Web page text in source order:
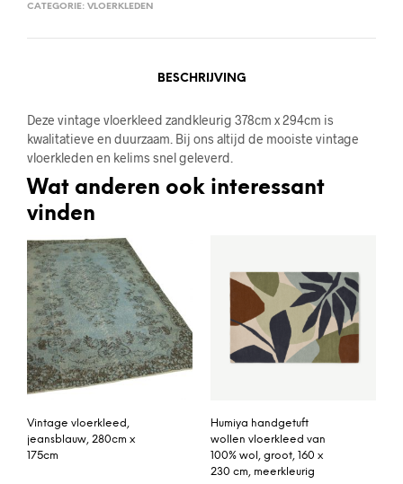
CATEGORIE: VLOERKLEDEN
BESCHRIJVING
Deze vintage vloerkleed zandkleurig 378cm x 294cm is
kwalitatieve en duurzaam. Bij ons altijd de mooiste vintage
vloerkleden en kelims snel geleverd.
Wat anderen ook interessant
vinden
Vintage vloerkleed,
jeansblauw, 280cm x
175cm
Humiya handgetuft
wollen vloerkleed van
100% wol, groot, 160 x
230 cm, meerkleurig